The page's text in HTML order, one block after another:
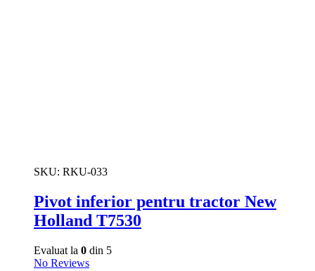
SKU: RKU-033
Pivot inferior pentru tractor New
Holland T7530
Evaluat la 0 din 5
No Reviews